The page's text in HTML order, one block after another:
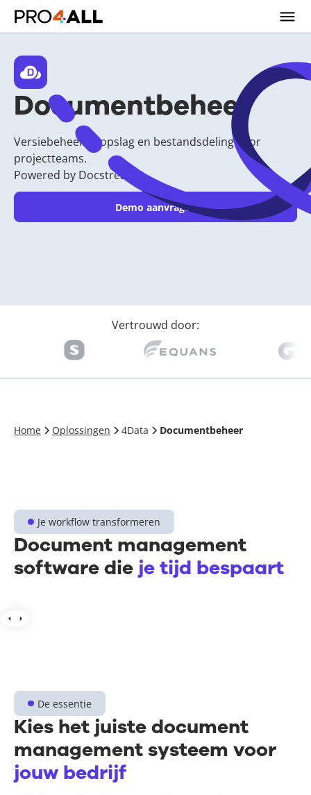
Documentbeheer
Versiebeheerde opslag en bestandsdeling voor
projectteams.
Powered by Docstream
Demo aanvragen
Vertrouwd door:
Home Oplossingen 4Data Documentbeheer
Je workflow transformeren
Document management
software dieje tijd bespaart
De essentie
Kies het juiste document
management systeem voor
jouw bedrijf